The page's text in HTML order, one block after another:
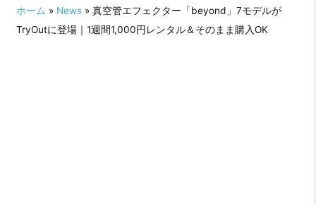
ホーム » News» 真空管エフェクター「beyond」7モデルが
TryOutに登場｜1週間1,000円レンタル＆そのまま購入OK